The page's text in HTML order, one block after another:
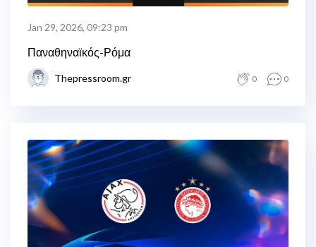
Jan 29, 2026, 09:23 pm
Παναθηναϊκός-Ρόμα
Thepressroom.gr 0 0